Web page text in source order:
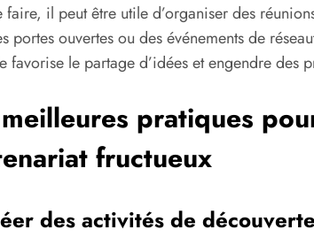
faire, il peut être utile d’organiser des
portes ouvertes ou des événements de
favorise le partage d’idées et engendre des
pratiques
fructueux
des activités de découverte